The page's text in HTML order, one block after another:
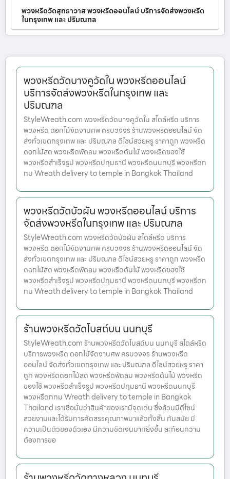
พวงหรีดวัดสุทธาวาส พวงหรีดออนไลน์ บริการจัดส่งพวงหรีด
ในกรุงเทพ และ ปริมณฑล
พวงหรีดวัดบางคูวัดใน พวงหรีดออนไลน์
บริการจัดส่งพวงหรีดในกรุงเทพ และ
ปริมณฑล
StyleWreath.com พวงหรีดวัดบางคูวัดใน สไตล์หรีด บริการ
พวงหรีด ดอกไม้จัดงานศพ ครบวงจร ร้านพวงหรีดออนไลน์ จัด
ส่งทั่วเขตกรุงเทพ และ ปริมณฑล ดีไซน์สวยหรู ราคาถูก พวงหรีด
ดอกไม้สด พวงหรีดพัดลม พวงหรีดต้นไม้ พวงหรีดของใช้
พวงหรีดสำเร็จรูป พวงหรีดปทุมธานี พวงหรีดนนทบุรี พวงหรีดก
ทม Wreath delivery to temple in Bangkok Thailand
พวงหรีดวัดบัวผัน พวงหรีดออนไลน์ บริการ
จัดส่งพวงหรีดในกรุงเทพ และ ปริมณฑล
StyleWreath.com พวงหรีดวัดบัวผัน สไตล์หรีด บริการ
พวงหรีด ดอกไม้จัดงานศพ ครบวงจร ร้านพวงหรีดออนไลน์ จัด
ส่งทั่วเขตกรุงเทพ และ ปริมณฑล ดีไซน์สวยหรู ราคาถูก พวงหรีด
ดอกไม้สด พวงหรีดพัดลม พวงหรีดต้นไม้ พวงหรีดของใช้
พวงหรีดสำเร็จรูป พวงหรีดปทุมธานี พวงหรีดนนทบุรี พวงหรีดก
ทม Wreath delivery to temple in Bangkok Thailand
ร้านพวงหรีดวัดโบสถ์บน นนทบุรี
StyleWreath.com ร้านพวงหรีดวัดโบสถ์บน นนทบุรี สไตล์หรีด
บริการพวงหรีด ดอกไม้จัดงานศพ ครบวงจร ร้านพวงหรีด
ออนไลน์ จัดส่งทั่วเขตกรุงเทพ และ ปริมณฑล ดีไซน์สวยหรู ราคา
ถูก พวงหรีดดอกไม้สด พวงหรีดพัดลม พวงหรีดต้นไม้ พวงหรีด
ของใช้ พวงหรีดสำเร็จรูป พวงหรีดปทุมธานี พวงหรีดนนทบุรี
พวงหรีดกทม Wreath delivery to temple in Bangkok
Thailand เราเชื่อมั่นว่าสินค้าของเรามีจุดเด่น ซึ่งล้วนมีดีไซน์
สวยงามและได้รับการคัดสรรคุณภาพมาแล้วทั้งสิ้น ทันสมัย มี
ความเป็นตัวของตัวเอง มีความชัดเจนมากยิ่งขึ้น สะท้อนความ
ต้องการขอ